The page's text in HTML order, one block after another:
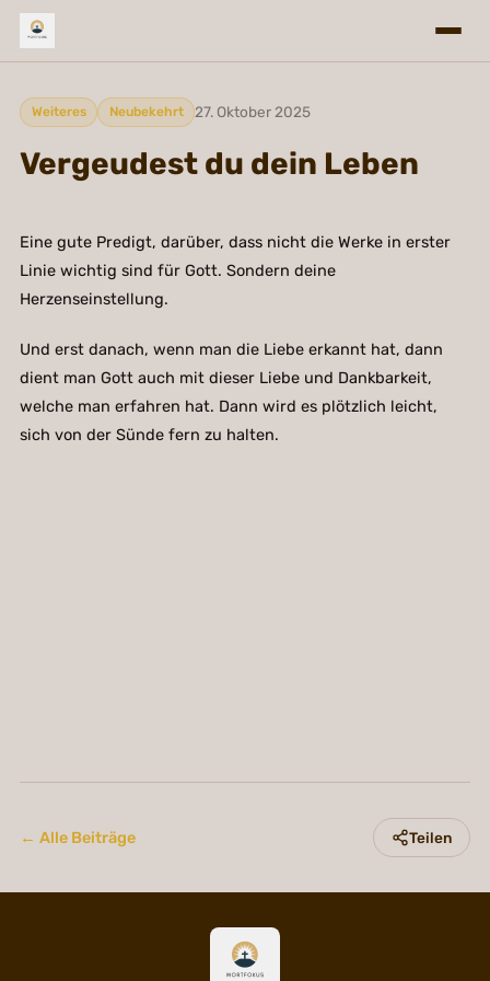
Weiteres Neubekehrt 27. Oktober 2025
Vergeudest du dein Leben
Eine gute Predigt, darüber, dass nicht die Werke in erster
Linie wichtig sind für Gott. Sondern deine
Herzenseinstellung.
Und erst danach, wenn man die Liebe erkannt hat, dann
dient man Gott auch mit dieser Liebe und Dankbarkeit,
welche man erfahren hat. Dann wird es plötzlich leicht,
sich von der Sünde fern zu halten.
← Alle Beiträge Teilen